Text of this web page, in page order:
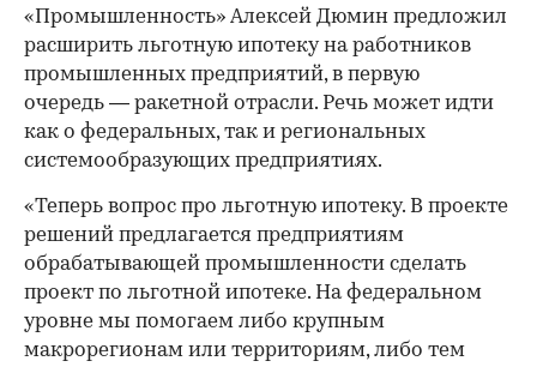
«Промышленность» Алексей Дюмин предложил
расширить льготную ипотеку на работников
промышленных предприятий, в первую
очередь — ракетной отрасли. Речь может идти
как о федеральных, так и региональных
системообразующих предприятиях.
«Теперь вопрос про льготную ипотеку. В проекте
решений предлагается предприятиям
обрабатывающей промышленности сделать
проект по льготной ипотеке. На федеральном
уровне мы помогаем либо крупным
макрорегионам или территориям, либо тем